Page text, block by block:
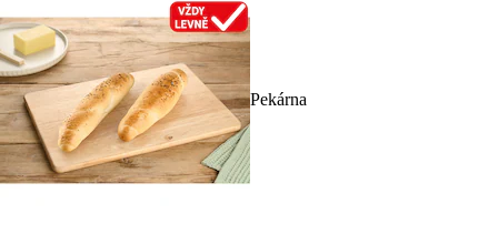
Pekárna